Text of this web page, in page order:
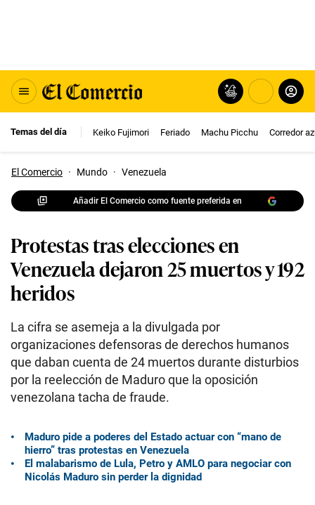
Temas del día Keiko Fujimori Feriado Machu Picchu Corredor
El Comercio · Mundo · Venezuela
Añadir El Comercio como fuente preferida en
Protestas tras elecciones en
Venezuela dejaron 25 muertos y 192
heridos
La cifra se asemeja a la divulgada por
organizaciones defensoras de derechos humanos
que daban cuenta de 24 muertos durante disturbios
por la reelección de Maduro que la oposición
venezolana tacha de fraude.
Maduro pide a poderes del Estado actuar con “mano de
hierro” tras protestas en Venezuela
El malabarismo de Lula, Petro y AMLO para negociar con
Nicolás Maduro sin perder la dignidad